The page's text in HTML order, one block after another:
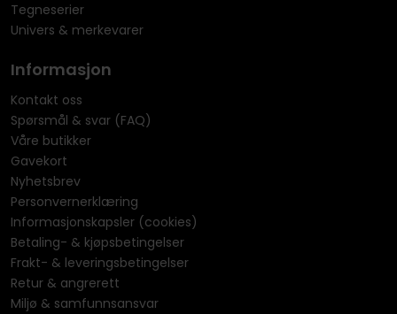
Tegneserier
Univers & merkevarer
Informasjon
Kontakt oss
Spørsmål & svar (FAQ)
Våre butikker
Gavekort
Nyhetsbrev
Personvernerklæring
Informasjonskapsler (cookies)
Betaling- & kjøpsbetingelser
Frakt- & leveringsbetingelser
Retur & angrerett
Miljø & samfunnsansvar